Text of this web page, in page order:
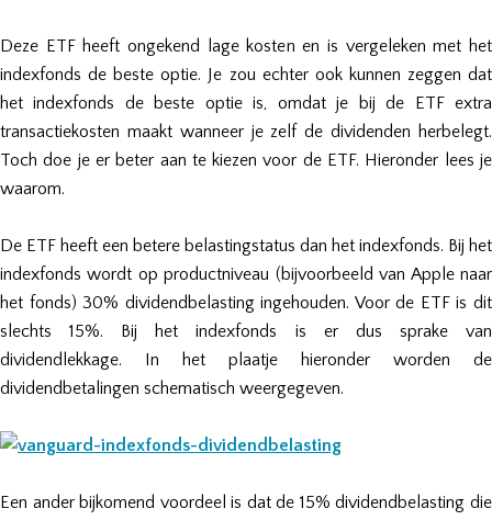
Deze ETF heeft ongekend lage kosten en is vergeleken met het
indexfonds de beste optie. Je zou echter ook kunnen zeggen dat
het indexfonds de beste optie is, omdat je bij de ETF extra
transactiekosten maakt wanneer je zelf de dividenden herbelegt.
Toch doe je er beter aan te kiezen voor de ETF. Hieronder lees je
waarom.
De ETF heeft een betere belastingstatus dan het indexfonds. Bij het
indexfonds wordt op productniveau (bijvoorbeeld van Apple naar
het fonds) 30% dividendbelasting ingehouden. Voor de ETF is dit
slechts 15%. Bij het indexfonds is er dus sprake van
dividendlekkage. In het plaatje hieronder worden de
dividendbetalingen schematisch weergegeven.
Een ander bijkomend voordeel is dat de 15% dividendbelasting die